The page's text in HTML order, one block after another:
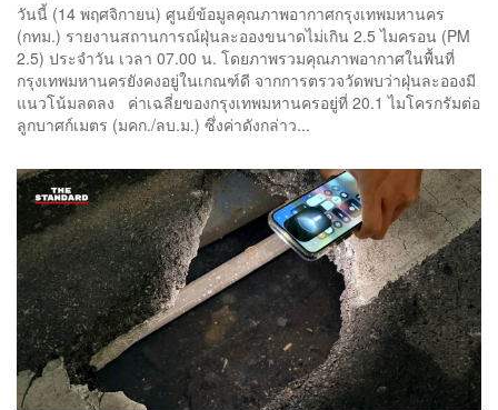
วันนี้ (14 พฤศจิกายน) ศูนย์ข้อมูลคุณภาพอากาศกรุงเทพมหานคร
(กทม.) รายงานสถานการณ์ฝุ่นละอองขนาดไม่เกิน 2.5 ไมครอน (PM
2.5) ประจำวัน เวลา 07.00 น. โดยภาพรวมคุณภาพอากาศในพื้นที่
กรุงเทพมหานครยังคงอยู่ในเกณฑ์ดี จากการตรวจวัดพบว่าฝุ่นละอองมี
แนวโน้มลดลง ค่าเฉลี่ยของกรุงเทพมหานครอยู่ที่ 20.1 ไมโครกรัมต่อ
ลูกบาศก์เมตร (มคก./ลบ.ม.) ซึ่งค่าดังกล่าว...